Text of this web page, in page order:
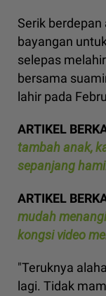
Serik
bayangan
selepas
bersama
lahir pada
ARTIKEL
tambah anak,
sepanjang
ARTIKEL
mudah
kongsi video
"Teruknya
lagi. Tidak